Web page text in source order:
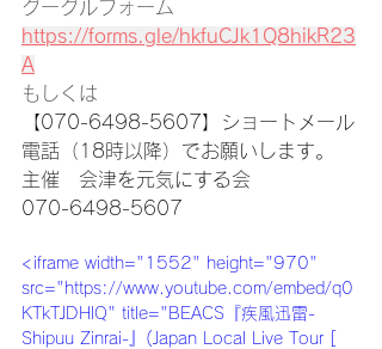
グーグルフォーム
https://forms.gle/hkfuCJk1Q8hikR23
A
もしくは
【070-6498-5607】ショートメール
電話（18時以降）でお願いします。
主催　会津を元気にする会
070-6498-5607
<iframe width="1552" height="970"
src="https://www.youtube.com/embed/q0
KTkTJDHlQ" title="BEACS『疾風迅雷-
Shipuu Zinrai-』(Japan Local Live Tour [